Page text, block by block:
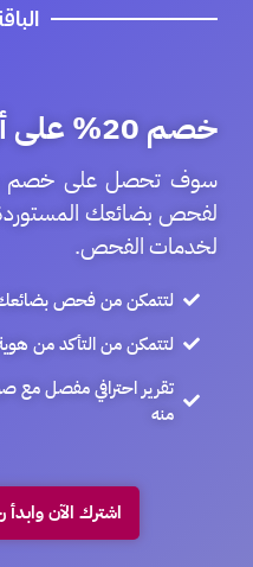
خصم 20% على أول طلبية فحص
لفحص بضائعك
لخدمات الفحص.
لتتمكن من فحص
لتتمكن من التأكد من
تقرير احترافي مفصل مع
منه
اشترك الآن وابدأ